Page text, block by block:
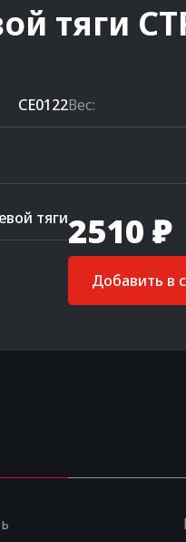
тяги
CE0122Вес:
тяги2510 ₽
Добавить в